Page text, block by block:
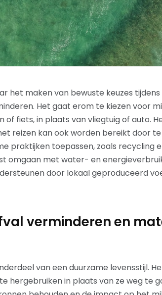
het maken van bewuste keuzes
Het gaat erom te kiezen voor
of fiets, in plaats van vliegtuig of auto.
reizen kan ook worden bereikt door
praktijken toepassen, zoals recycling
omgaan met water- en
door lokaal geproduceerd
verminderen en
van een duurzame levensstijl.
hergebruiken in plaats van ze weg te